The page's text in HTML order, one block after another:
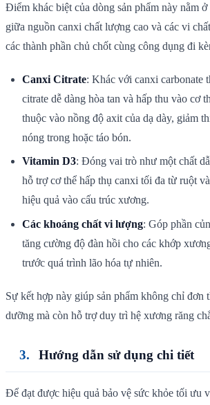
Điểm khác biệt của dòng sản phẩm này nằm
giữa nguồn canxi chất lượng cao và các vi
các thành phần chủ chốt cùng công dụng đi
Canxi Citrate: Khác với canxi carbonate
citrate dễ dàng hòa tan và hấp thu vào cơ
thuộc vào nồng độ axit của dạ dày, giảm
nóng trong hoặc táo bón.
Vitamin D3: Đóng vai trò như một chất
hỗ trợ cơ thể hấp thụ canxi tối đa từ ruột
hiệu quả vào cấu trúc xương.
Các khoáng chất vi lượng: Góp phần
tăng cường độ đàn hồi cho các khớp
trước quá trình lão hóa tự nhiên.
Sự kết hợp này giúp sản phẩm không chỉ đơn
dưỡng mà còn hỗ trợ duy trì hệ xương răng
Hướng dẫn sử dụng chi tiết
Để đạt được hiệu quả bảo vệ sức khỏe tối ưu